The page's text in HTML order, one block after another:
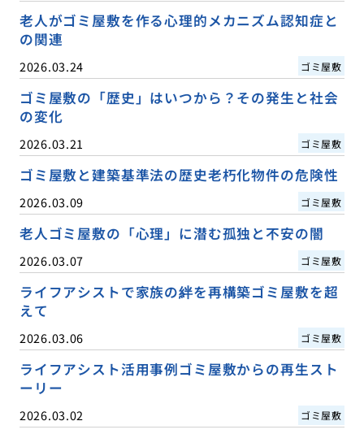
老人がゴミ屋敷を作る心理的メカニズム認知症と
の関連
2026.03.24 ゴミ屋敷
ゴミ屋敷の「歴史」はいつから？その発生と社会
の変化
2026.03.21 ゴミ屋敷
ゴミ屋敷と建築基準法の歴史老朽化物件の危険性
2026.03.09 ゴミ屋敷
老人ゴミ屋敷の「心理」に潜む孤独と不安の闇
2026.03.07 ゴミ屋敷
ライフアシストで家族の絆を再構築ゴミ屋敷を超
えて
2026.03.06 ゴミ屋敷
ライフアシスト活用事例ゴミ屋敷からの再生スト
ーリー
2026.03.02 ゴミ屋敷